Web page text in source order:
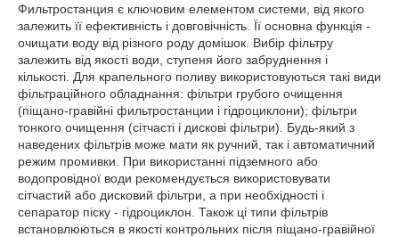
Фильтростанция є ключовим елементом системи, від якого
залежить її ефективність і довговічність. Її основна функція -
очищати воду від різного роду домішок. Вибір фільтру
залежить від якості води, ступеня його забруднення і
кількості. Для крапельного поливу використовуються такі види
фільтраційного обладнання: фільтри грубого очищення
(піщано-гравійні фильтростанции і гідроциклони); фільтри
тонкого очищення (сітчасті і дискові фільтри). Будь-який з
наведених фільтрів може мати як ручний, так і автоматичний
режим промивки. При використанні підземного або
водопровідної води рекомендується використовувати
сітчастий або дисковий фільтри, а при необхідності і
сепаратор піску - гідроциклон. Також ці типи фільтрів
встановлюються в якості контрольних після піщано-гравійної